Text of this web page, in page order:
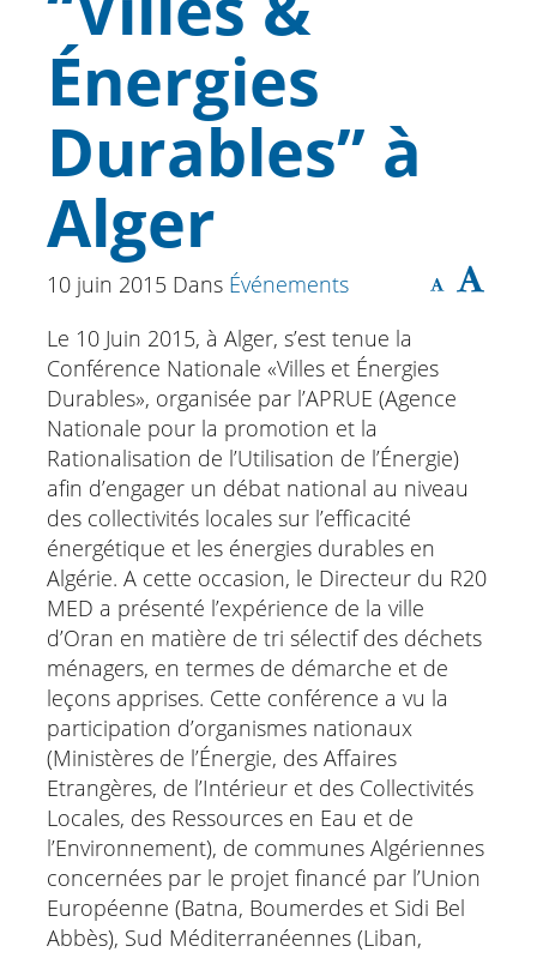
Énergies
Durables’’ à
Alger
10 juin 2015 Dans Événements
Le 10 Juin 2015, à Alger, s’est tenue la
Conférence Nationale «Villes et Énergies
Durables», organisée par l’APRUE (Agence
Nationale pour la promotion et la
Rationalisation de l’Utilisation de l’Énergie)
afin d’engager un débat national au niveau
des collectivités locales sur l’efficacité
énergétique et les énergies durables en
Algérie. A cette occasion, le Directeur du R20
MED a présenté l’expérience de la ville
d’Oran en matière de tri sélectif des déchets
ménagers, en termes de démarche et de
leçons apprises. Cette conférence a vu la
participation d’organismes nationaux
(Ministères de l’Énergie, des Affaires
Etrangères, de l’Intérieur et des Collectivités
Locales, des Ressources en Eau et de
l’Environnement), de communes Algériennes
concernées par le projet financé par l’Union
Européenne (Batna, Boumerdes et Sidi Bel
Abbès), Sud Méditerranéennes (Liban,